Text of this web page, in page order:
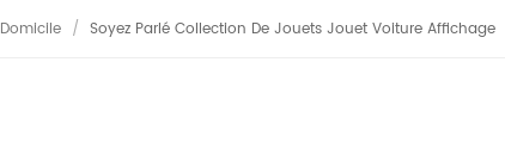
Domicile / Soyez Parlé Collection De Jouets Jouet Voiture Affichage